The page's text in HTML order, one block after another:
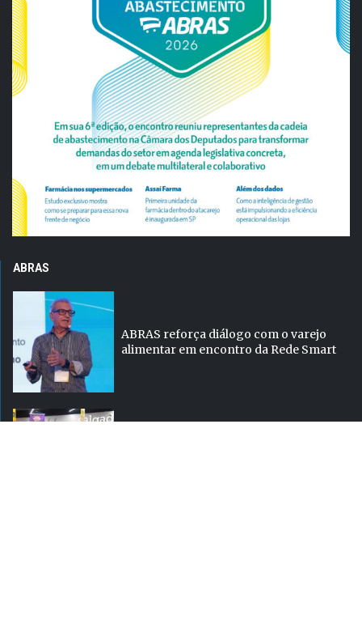
ABRAS
ABRAS reforça diálogo com o varejo
alimentar em encontro da Rede Smart